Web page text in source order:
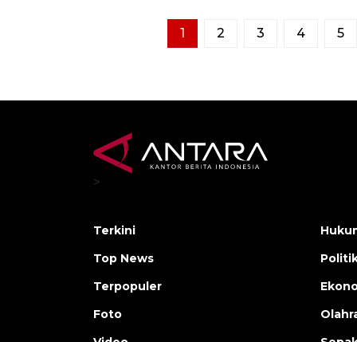
1 2 3 4 5
>
Terkini
Top News
Terpopuler
Foto